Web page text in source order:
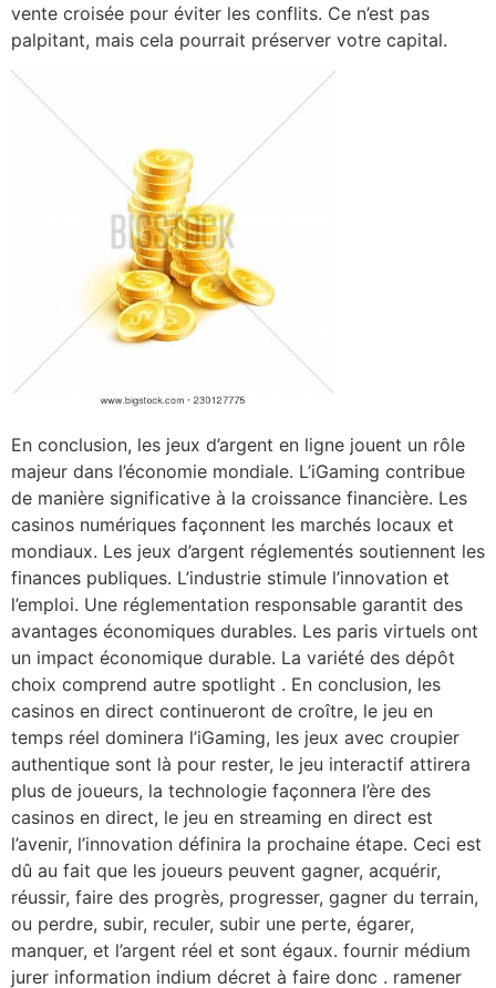
vente croisée pour éviter les conflits. Ce n’est pas
palpitant, mais cela pourrait préserver votre capital.
En conclusion, les jeux d’argent en ligne jouent un rôle
majeur dans l’économie mondiale. L’iGaming contribue
de manière significative à la croissance financière. Les
casinos numériques façonnent les marchés locaux et
mondiaux. Les jeux d’argent réglementés soutiennent les
finances publiques. L’industrie stimule l’innovation et
l’emploi. Une réglementation responsable garantit des
avantages économiques durables. Les paris virtuels ont
un impact économique durable. La variété des dépôt
choix comprend autre spotlight . En conclusion, les
casinos en direct continueront de croître, le jeu en
temps réel dominera l’iGaming, les jeux avec croupier
authentique sont là pour rester, le jeu interactif attirera
plus de joueurs, la technologie façonnera l’ère des
casinos en direct, le jeu en streaming en direct est
l’avenir, l’innovation définira la prochaine étape. Ceci est
dû au fait que les joueurs peuvent gagner, acquérir,
réussir, faire des progrès, progresser, gagner du terrain,
ou perdre, subir, reculer, subir une perte, égarer,
manquer, et l’argent réel et sont égaux. fournir médium
jurer information indium décret à faire donc . ramener